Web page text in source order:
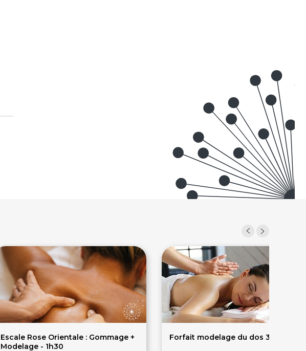
Escale Rose Orientale : Gommage +
Modelage - 1h30
Forfait modelage du dos 3 séances